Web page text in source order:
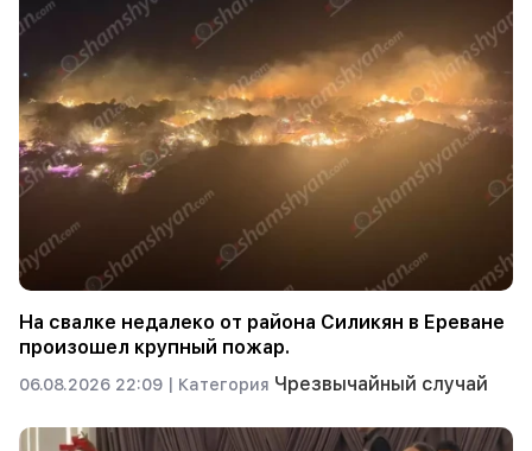
На свалке недалеко от района Силикян в Ереване
произошел крупный пожар.
06.08.2026 22:09 | Категория Чрезвычайный случай